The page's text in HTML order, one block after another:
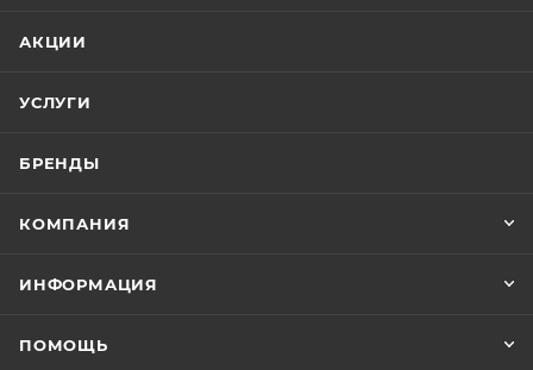
АКЦИИ
УСЛУГИ
БРЕНДЫ
КОМПАНИЯ
ИНФОРМАЦИЯ
ПОМОЩЬ